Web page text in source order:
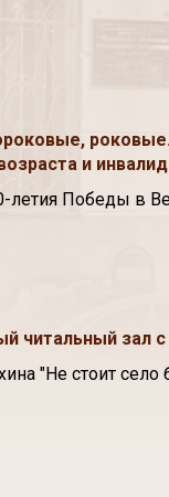
и
летия Победы в
читальный зал
"Не стоит село